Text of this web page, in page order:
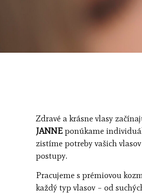
Zdravé a krásne vlasy
JANNE ponúkame
zistíme potreby vašich
postupy.
Pracujeme s prémiovou
každý typ vlasov – od